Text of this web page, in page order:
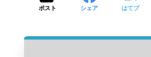
ポスト シェア はてブ